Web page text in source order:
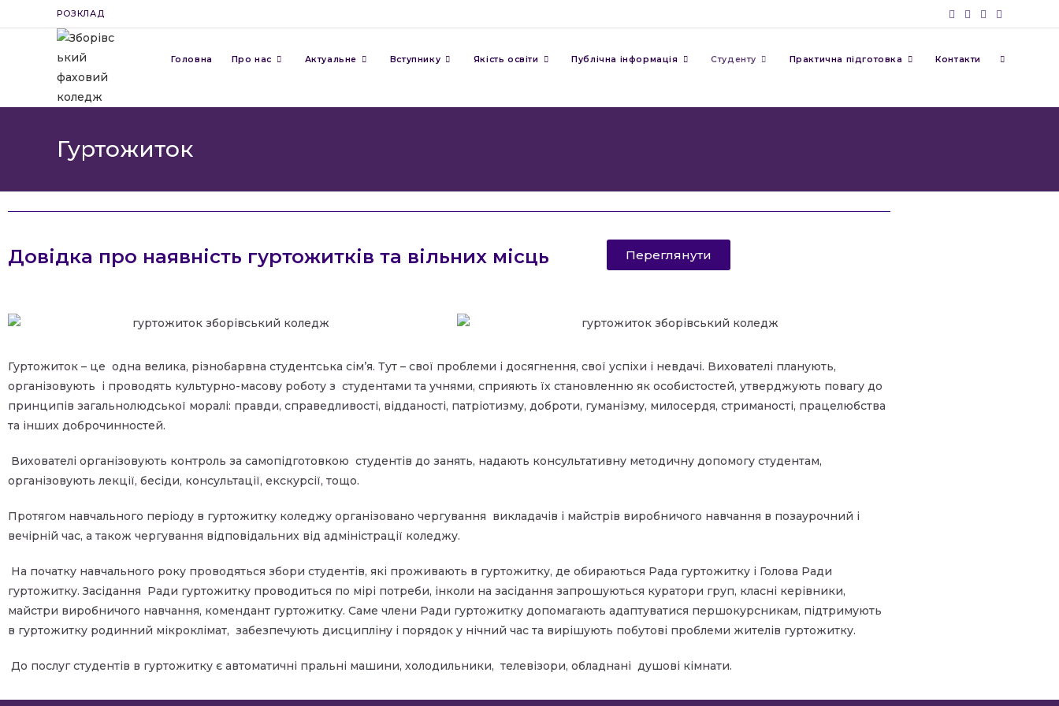
РОЗКЛАД
Головна Про нас Актуальне Вступнику Якість освіти Публічна інформація Студенту Практична підготовка Контакти
Гуртожиток
Довідка про наявність гуртожитків та вільних місць Переглянути
Гуртожиток – це одна велика, різнобарвна студентська сім’я. Тут – свої проблеми і досягнення, свої успіхи і невдачі. Вихователі планують,
організовують і проводять культурно-масову роботу з студентами та учнями, сприяють їх становленню як особистостей, утверджують повагу до
принципів загальнолюдської моралі: правди, справедливості, відданості, патріотизму, доброти, гуманізму, милосердя, стриманості, працелюбства
та інших доброчинностей.
Вихователі організовують контроль за самопідготовкою студентів до занять, надають консультативну методичну допомогу студентам,
організовують лекції, бесіди, консультації, екскурсії, тощо.
Протягом навчального періоду в гуртожитку коледжу організовано чергування викладачів і майстрів виробничого навчання в позаурочний і
вечірній час, а також чергування відповідальних від адміністрації коледжу.
На початку навчального року проводяться збори студентів, які проживають в гуртожитку, де обираються Рада гуртожитку і Голова Ради
гуртожитку. Засідання Ради гуртожитку проводиться по мірі потреби, інколи на засідання запрошуються куратори груп, класні керівники,
майстри виробничого навчання, комендант гуртожитку. Саме члени Ради гуртожитку допомагають адаптуватися першокурсникам, підтримують
в гуртожитку родинний мікроклімат, забезпечують дисципліну і порядок у нічний час та вирішують побутові проблеми жителів гуртожитку.
До послуг студентів в гуртожитку є автоматичні пральні машини, холодильники, телевізори, обладнані душові кімнати.